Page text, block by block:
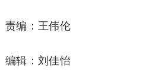
责编：王伟伦
编辑：刘佳怡